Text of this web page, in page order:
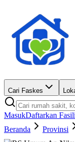
Cari Faskes
MasukDaftarkan
Beranda
Provinsi